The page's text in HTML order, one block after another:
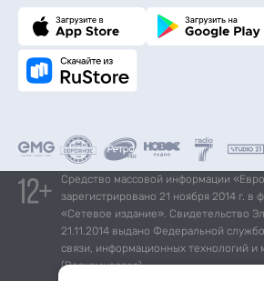
Средство массовой информации
зарегистрировано 21 ноября 2014 г. в
«Сетевое издание». Свидетельство
21.11.2014 выдано Федеральной
связи, информационных технологий и
(Роскомнадзор).